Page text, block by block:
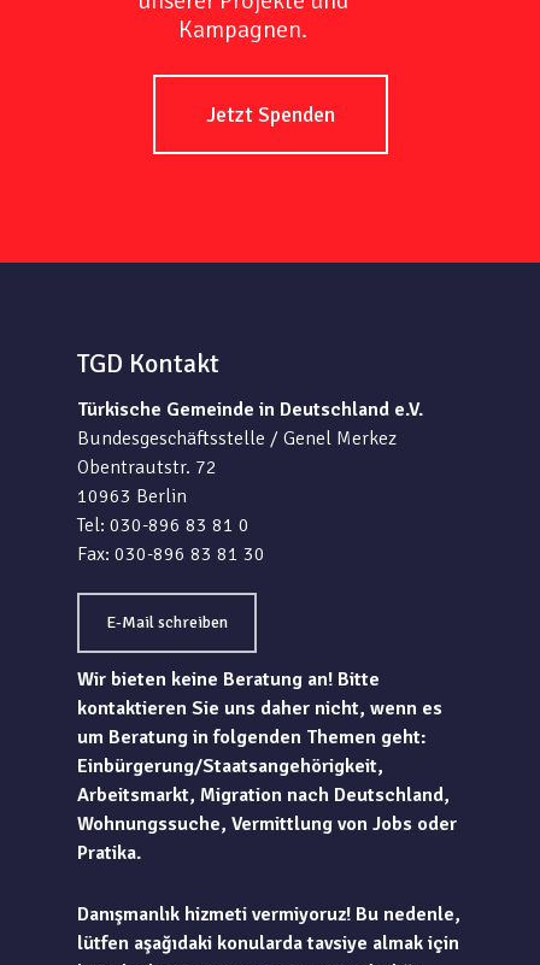
Kampagnen.
Jetzt Spenden
TGD Kontakt
Türkische Gemeinde in Deutschland e.V.
Bundesgeschäftsstelle / Genel Merkez
Obentrautstr. 72
10963 Berlin
Tel: 030-896 83 81 0
Fax: 030-896 83 81 30
E-Mail schreiben
Wir bieten keine Beratung an! Bitte
kontaktieren Sie uns daher nicht, wenn es
um Beratung in folgenden Themen geht:
Einbürgerung/Staatsangehörigkeit,
Arbeitsmarkt, Migration nach Deutschland,
Wohnungssuche, Vermittlung von Jobs oder
Pratika.
Danışmanlık hizmeti vermiyoruz! Bu nedenle,
lütfen aşağıdaki konularda tavsiye almak için